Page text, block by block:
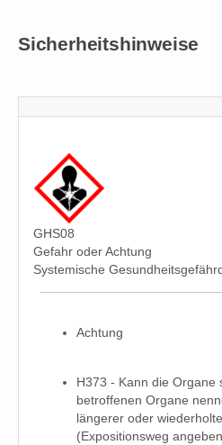
Sicherheitshinweise
GHS08
Gefahr oder Achtung
Systemische
Achtung
H373 - Kann die Organe
betroffenen Organe
längerer oder
(Expositionsweg